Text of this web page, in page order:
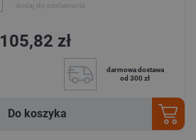
dodaj do porównania
105,82 zł
darmowa dostawa
od 300 zł
Do koszyka